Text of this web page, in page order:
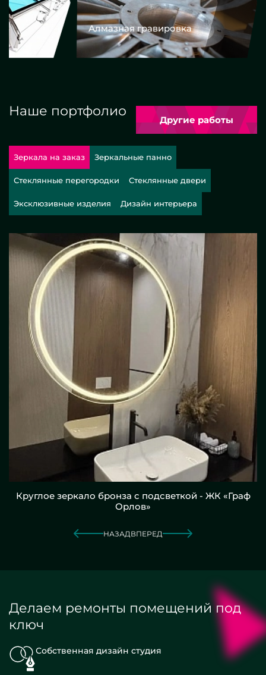
Алмазная гравировка
Наше портфолио
Другие работы
Зеркала на заказ Зеркальные панно
Стеклянные перегородки Стеклянные двери
Эксклюзивные изделия Дизайн интерьера
Круглое зеркало бронза с подсветкой - ЖК «Граф
Орлов»
НАЗАД ВПЕРЕД
Делаем ремонты помещений под
ключ
Собственная дизайн студия